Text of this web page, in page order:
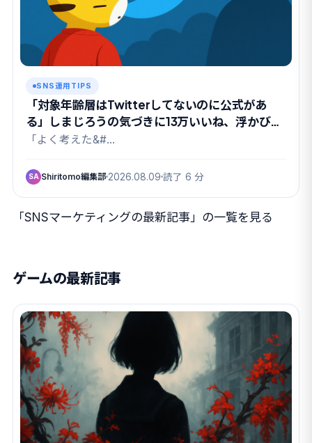
SNS運用TIPS
「対象年齢層はTwitterしてないのに公式があ
る」しまじろうの気づきに13万いいね、浮かび上
がった”親というパトロン”
「よく考えた&#…
SA Shiritomo編集部 2026.08.09 読了 6 分
「SNSマーケティングの最新記事」の一覧を見る
ゲームの最新記事